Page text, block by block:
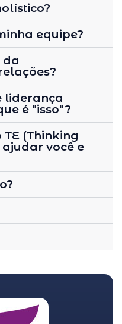
equipe?
da
liderança
é "isso"?
TE (Thinking
você e